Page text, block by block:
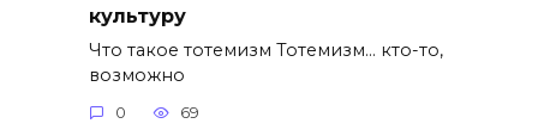
культуру
Что такое тотемизм Тотемизм… кто-то,
возможно
0 69